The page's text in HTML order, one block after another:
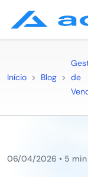
Início > Blog > de
06/04/2026 • 5